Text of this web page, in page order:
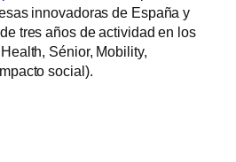
innovadoras de España y
tres años de actividad en los
Sénior, Mobility,
social).